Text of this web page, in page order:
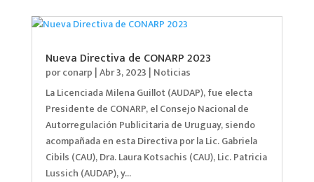
Nueva Directiva de CONARP 2023
porconarp |Abr 3, 2023 | Noticias
La Licenciada Milena Guillot (AUDAP), fue electa
Presidente de CONARP, el Consejo Nacional de
Autorregulación Publicitaria de Uruguay, siendo
acompañada en esta Directiva por la Lic. Gabriela
Cibils (CAU), Dra. Laura Kotsachis (CAU), Lic. Patricia
Lussich (AUDAP), y...